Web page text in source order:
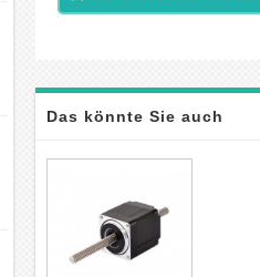
Das könnte Sie auch
interessieren